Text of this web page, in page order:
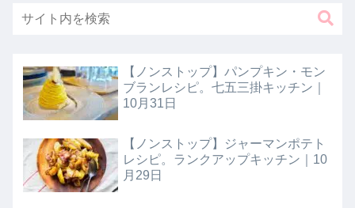
【ノンストップ】パンプキン・モン
ブランレシピ。七五三掛キッチン｜
10月31日
【ノンストップ】ジャーマンポテト
レシピ。ランクアップキッチン｜10
月29日